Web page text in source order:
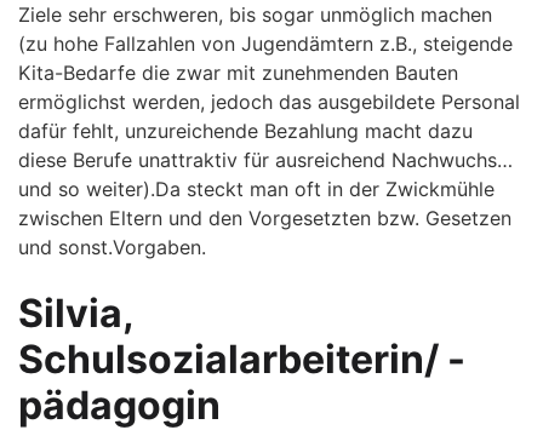
Ziele sehr erschweren, bis sogar unmöglich machen
(zu hohe Fallzahlen von Jugendämtern z.B., steigende
Kita-Bedarfe die zwar mit zunehmenden Bauten
ermöglichst werden, jedoch das ausgebildete Personal
dafür fehlt, unzureichende Bezahlung macht dazu
diese Berufe unattraktiv für ausreichend Nachwuchs…
und so weiter).Da steckt man oft in der Zwickmühle
zwischen Eltern und den Vorgesetzten bzw. Gesetzen
und sonst.Vorgaben.
Silvia,
Schulsozialarbeiterin/ -
pädagogin